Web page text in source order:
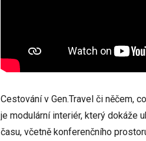
Cestování v Gen.Travel či něčem,
je modulární interiér, který dokáže
času, včetně konferenčního